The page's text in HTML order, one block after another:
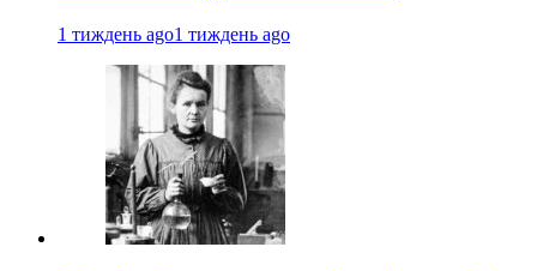
1 тиждень ago1 тиждень ago